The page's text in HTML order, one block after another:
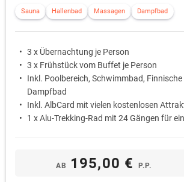
Sauna Hallenbad Massagen Dampfbad
3 x Übernachtung je Person
3 x Frühstück vom Buffet je Person
Inkl. Poolbereich, Schwimmbad,
Dampfbad
Inkl. AlbCard mit vielen kostenlosen
1 x Alu-Trekking-Rad mit 24 Gängen für
AB 195,00 € P.P.